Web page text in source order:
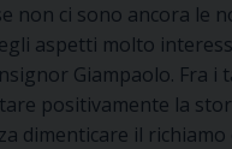
non ci sono ancora le
aspetti molto
Giampaolo. Fra
positivamente la
dimenticare il